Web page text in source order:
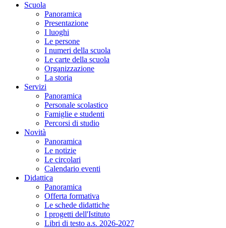
Scuola
Panoramica
Presentazione
I luoghi
Le persone
I numeri della scuola
Le carte della scuola
Organizzazione
La storia
Servizi
Panoramica
Personale scolastico
Famiglie e studenti
Percorsi di studio
Novità
Panoramica
Le notizie
Le circolari
Calendario eventi
Didattica
Panoramica
Offerta formativa
Le schede didattiche
I progetti dell'Istituto
Libri di testo a.s. 2026-2027